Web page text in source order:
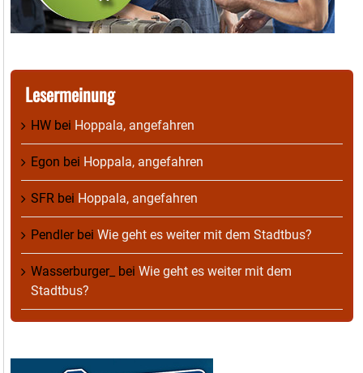
Lesermeinung
HW bei Hoppala, angefahren
Egon bei Hoppala, angefahren
SFR bei Hoppala, angefahren
Pendlerbei Wie geht es weiter mit dem Stadtbus?
Wasserburger_ bei Wie geht es weiter mit dem
Stadtbus?